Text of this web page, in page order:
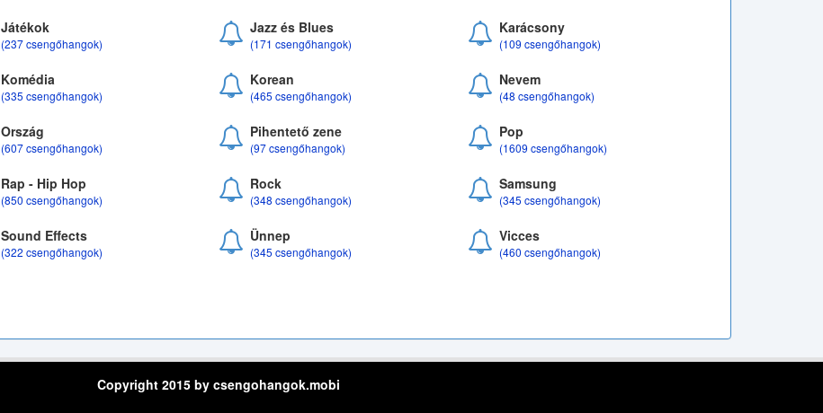
Játékok
(237 csengőhangok)
Jazz és Blues
(171 csengőhangok)
Karácsony
(109 csengőhangok)
Komédia
(335 csengőhangok)
Korean
(465 csengőhangok)
Nevem
(48 csengőhangok)
Ország
(607 csengőhangok)
Pihentető zene
(97 csengőhangok)
Pop
(1609 csengőhangok)
Rap - Hip Hop
(850 csengőhangok)
Rock
(348 csengőhangok)
Samsung
(345 csengőhangok)
Sound Effects
(322 csengőhangok)
Ünnep
(345 csengőhangok)
Vicces
(460 csengőhangok)
Copyright 2015 by csengohangok.mobi